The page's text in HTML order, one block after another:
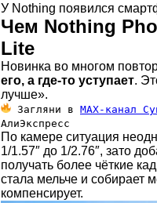
У Nothing появился
Чем Nothing
Lite
Новинка во многом
его, а где-то уступает.
лучше».
Загляни в MAX-канал
АлиЭкспресс
По камере ситуация
1/1.57″ до 1/2.76″, зато
получать более чёткие
стала мельче и собирает
компенсирует.